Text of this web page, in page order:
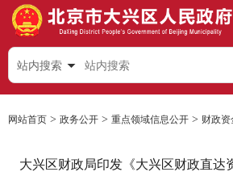
站内搜索
网站首页 > 政务公开 > 重点领域信息公开 > 财政
大兴区财政局印发《大兴区财政直达